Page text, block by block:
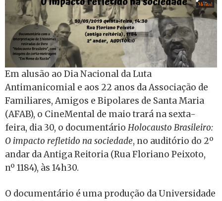
Em alusão ao Dia Nacional da Luta
Antimanicomial e aos 22 anos da Associação de
Familiares, Amigos e Bipolares de Santa Maria
(AFAB), o CineMental de maio trará na sexta-
feira, dia 30, o documentário Holocausto Brasileiro:
O impacto refletido na sociedade, no auditório do 2º
andar da Antiga Reitoria (Rua Floriano Peixoto,
nº 1184), às 14h30.
O documentário é uma produção da Universidade